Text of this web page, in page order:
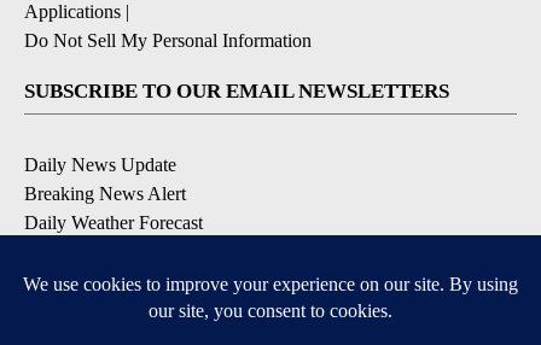
Applications |
Do Not Sell My Personal Information
SUBSCRIBE TO OUR EMAIL NEWSLETTERS
Daily News Update
Breaking News Alert
Daily Weather Forecast
Contests and Promotions